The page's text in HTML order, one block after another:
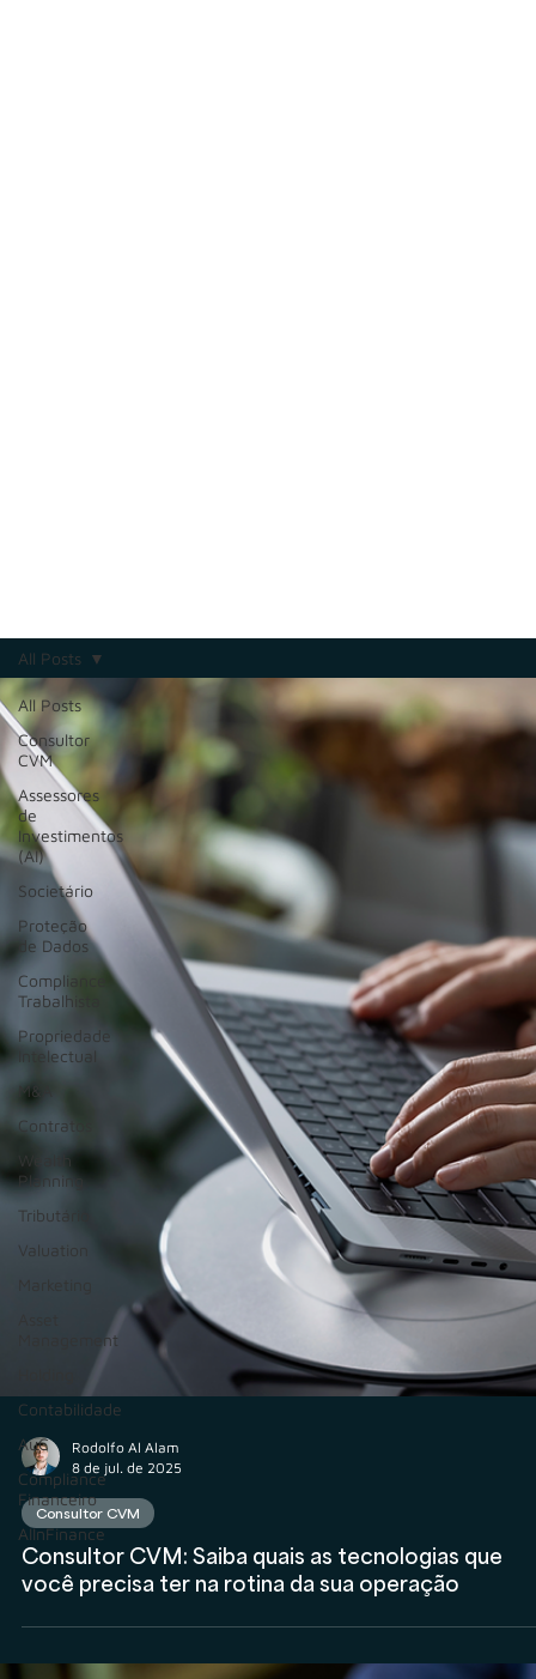
All Posts
Consultor
CVM
Assessores
de
Investimentos
(AI)
Societário
Proteção
de Dados
Compliance
Trabalhista
Propriedade
Intelectual
M&A
Contratos
Planning
Tributário
Valuation
Management
Contabilidade
AuC
Compliance
Financeiro
AIInFinance
All Posts
Rodolfo Al Alam